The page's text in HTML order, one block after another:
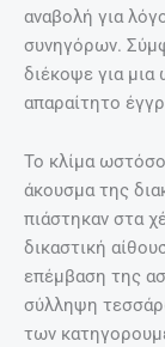
αναβολή για
συνηγόρων.
διέκοψε για
απαραίτητο
Το κλίμα
άκουσμα της
πιάστηκαν στα
δικαστική
επέμβαση της
σύλληψη
των